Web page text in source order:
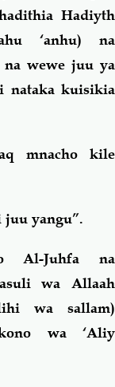
Hadiyth
‘anhu) na
na wewe juu ya
nataka kuisikia
mnacho kile
juu yangu”.
Al-Juhfa na
wa Allaah
wa sallam)
wa ‘Aliy